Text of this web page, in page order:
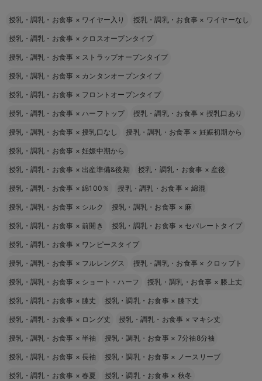
授乳・調乳・お食事 × ワイヤー入り 授乳・調乳・お食事 × ワイヤーなし
授乳・調乳・お食事 × クロスオープンタイプ
授乳・調乳・お食事 × ストラップオープンタイプ
授乳・調乳・お食事 × カンタンオープンタイプ
授乳・調乳・お食事 × フロントオープンタイプ
授乳・調乳・お食事 ×ハーフトップ 授乳・調乳・お食事 × 授乳口あり
授乳・調乳・お食事 ×授乳口なし 授乳・調乳・お食事 × 妊娠初期から
授乳・調乳・お食事 ×妊娠中期から
授乳・調乳・お食事 × 出産準備&後期 授乳・調乳・お食事 × 産後
授乳・調乳・お食事 ×綿100％ 授乳・調乳・お食事 × 綿混
授乳・調乳・お食事 × シルク 授乳・調乳・お食事 × 麻
授乳・調乳・お食事 ×前開き 授乳・調乳・お食事 × セパレートタイプ
授乳・調乳・お食事 × ワンピースタイプ
授乳・調乳・お食事 × フルレングス 授乳・調乳・お食事 × クロップト
授乳・調乳・お食事 × ショート・ハーフ 授乳・調乳・お食事 × 膝上丈
授乳・調乳・お食事 × 膝丈 授乳・調乳・お食事 × 膝下丈
授乳・調乳・お食事 × ロング丈 授乳・調乳・お食事 × マキシ丈
授乳・調乳・お食事 ×半袖 授乳・調乳・お食事 × 7分袖8分袖
授乳・調乳・お食事 ×長袖 授乳・調乳・お食事 × ノースリーブ
授乳・調乳・お食事 ×春夏 授乳・調乳・お食事 × 秋冬